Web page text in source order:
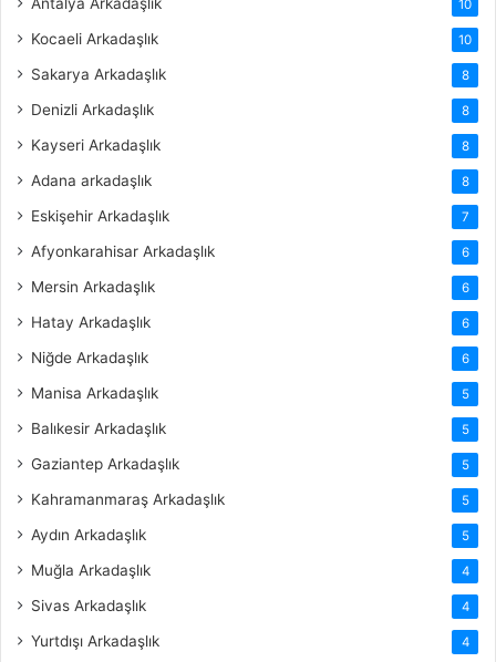
10
Kocaeli Arkadaşlık 10
Sakarya Arkadaşlık 8
Denizli Arkadaşlık 8
Kayseri Arkadaşlık 8
Adana arkadaşlık 8
Eskişehir Arkadaşlık 7
Afyonkarahisar Arkadaşlık 6
Mersin Arkadaşlık 6
Hatay Arkadaşlık 6
Niğde Arkadaşlık 6
Manisa Arkadaşlık 5
Balıkesir Arkadaşlık 5
Gaziantep Arkadaşlık 5
Kahramanmaraş Arkadaşlık 5
Aydın Arkadaşlık 5
Muğla Arkadaşlık 4
Sivas Arkadaşlık 4
Yurtdışı Arkadaşlık 4